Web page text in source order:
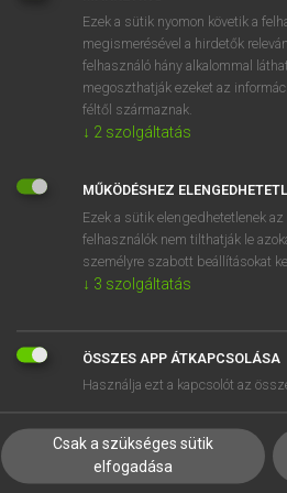
BELÉPÉS
EGYÉNI FELHASZNÁLÓKNAK
TANULÓKNAK
VÁLLALATI MEGOLDÁSOK
SÚGÓ
SÜTI
Ezek a sütik nyomon követik a
megismerésével a hirdetők
felhasználó hány alkalommal
megoszthatják ezeket az
féltől származnak.
↓ 2 szolgáltatás
MŰKÖDÉSHEZ
Ezek a sütik elengedhetetlenek
felhasználók nem tilthatják le
személyre szabott beállításokat
↓ 3 szolgáltatás
ÖSSZES APP ÁTKAPCSOLÁSA
Használja ezt a kapcsolót az
Csak a szükséges sütik
elfogadása